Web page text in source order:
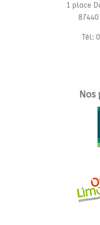
1 place
Tél:
Nos